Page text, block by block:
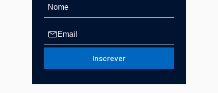
Inscrever